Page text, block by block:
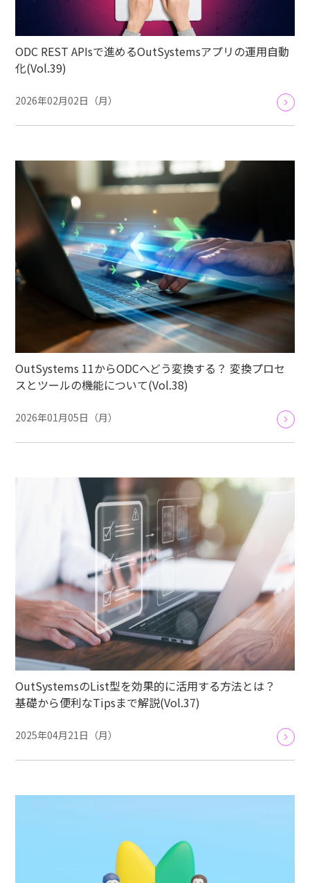
ODC REST APIsで進めるOutSystemsアプリの運用自動
化(Vol.39)
2026年02月02日（月）
OutSystems 11からODCへどう変換する？ 変換プロセ
スとツールの機能について(Vol.38)
2026年01月05日（月）
OutSystemsのList型を効果的に活用する方法とは？
基礎から便利なTipsまで解説(Vol.37)
2025年04月21日（月）